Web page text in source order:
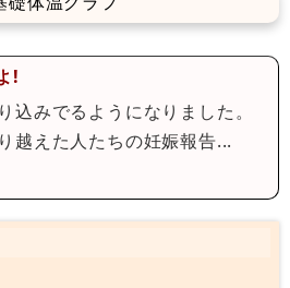
!
込みでるようになりました。
越えた人たちの妊娠報告...